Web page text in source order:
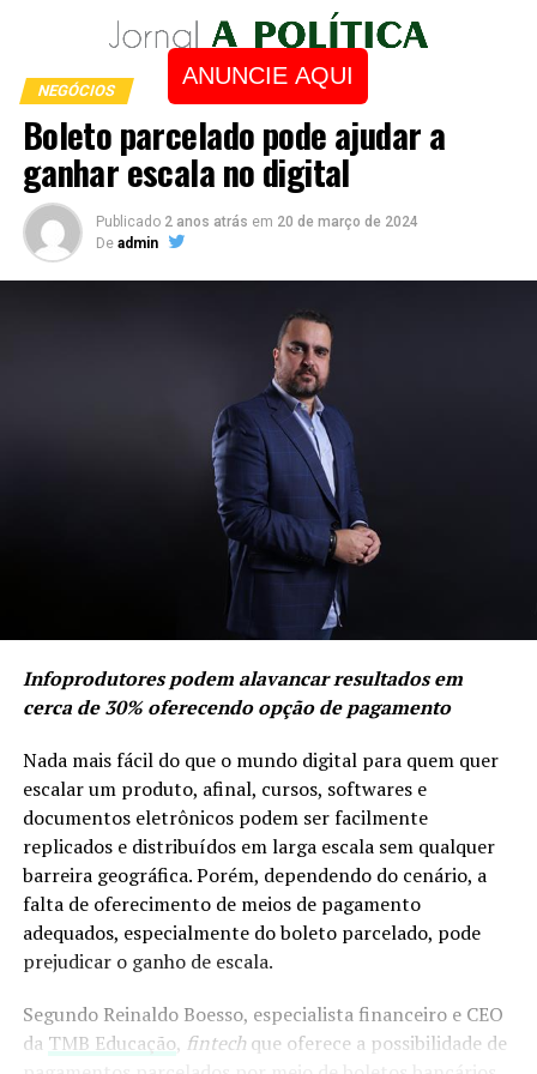
ANUNCIE AQUI
NEGÓCIOS
Boleto parcelado pode ajudar a
ganhar escala no digital
Publicado 2 anos atrás em 20 de março de 2024
De admin
Infoprodutores podem alavancar resultados em
cerca de 30% oferecendo opção de pagamento
Nada mais fácil do que o mundo digital para quem quer
escalar um produto, afinal, cursos, softwares e
documentos eletrônicos podem ser facilmente
replicados e distribuídos em larga escala sem qualquer
barreira geográfica. Porém, dependendo do cenário, a
falta de oferecimento de meios de pagamento
adequados, especialmente do boleto parcelado, pode
prejudicar o ganho de escala.
Segundo Reinaldo Boesso, especialista financeiro e CEO
da TMB Educação, fintech que oferece a possibilidade de